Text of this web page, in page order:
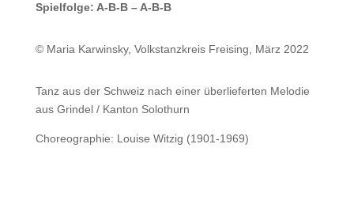
Spielfolge: A-B-B – A-B-B
© Maria Karwinsky, Volkstanzkreis Freising, März 2022
Tanz aus der Schweiz nach einer überlieferten Melodie
aus Grindel / Kanton Solothurn
Choreographie: Louise Witzig (1901-1969)